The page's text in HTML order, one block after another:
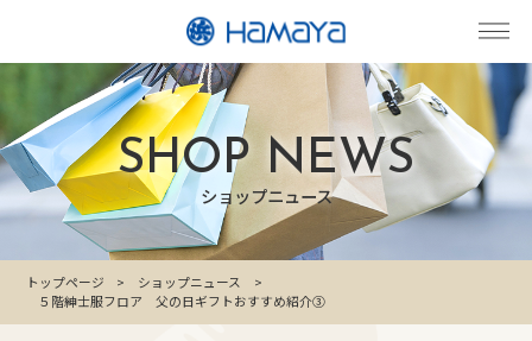
SHOP NEWS
ショップニュース
トップページ
ショップニュース
５階紳士服フロア 父の日ギフトおすすめ紹介③